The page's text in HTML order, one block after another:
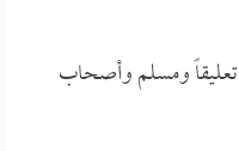
تعليقاً ومسلم وأصحاب